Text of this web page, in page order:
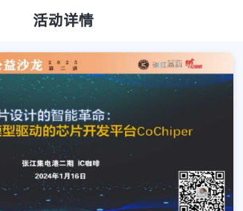
活动详情